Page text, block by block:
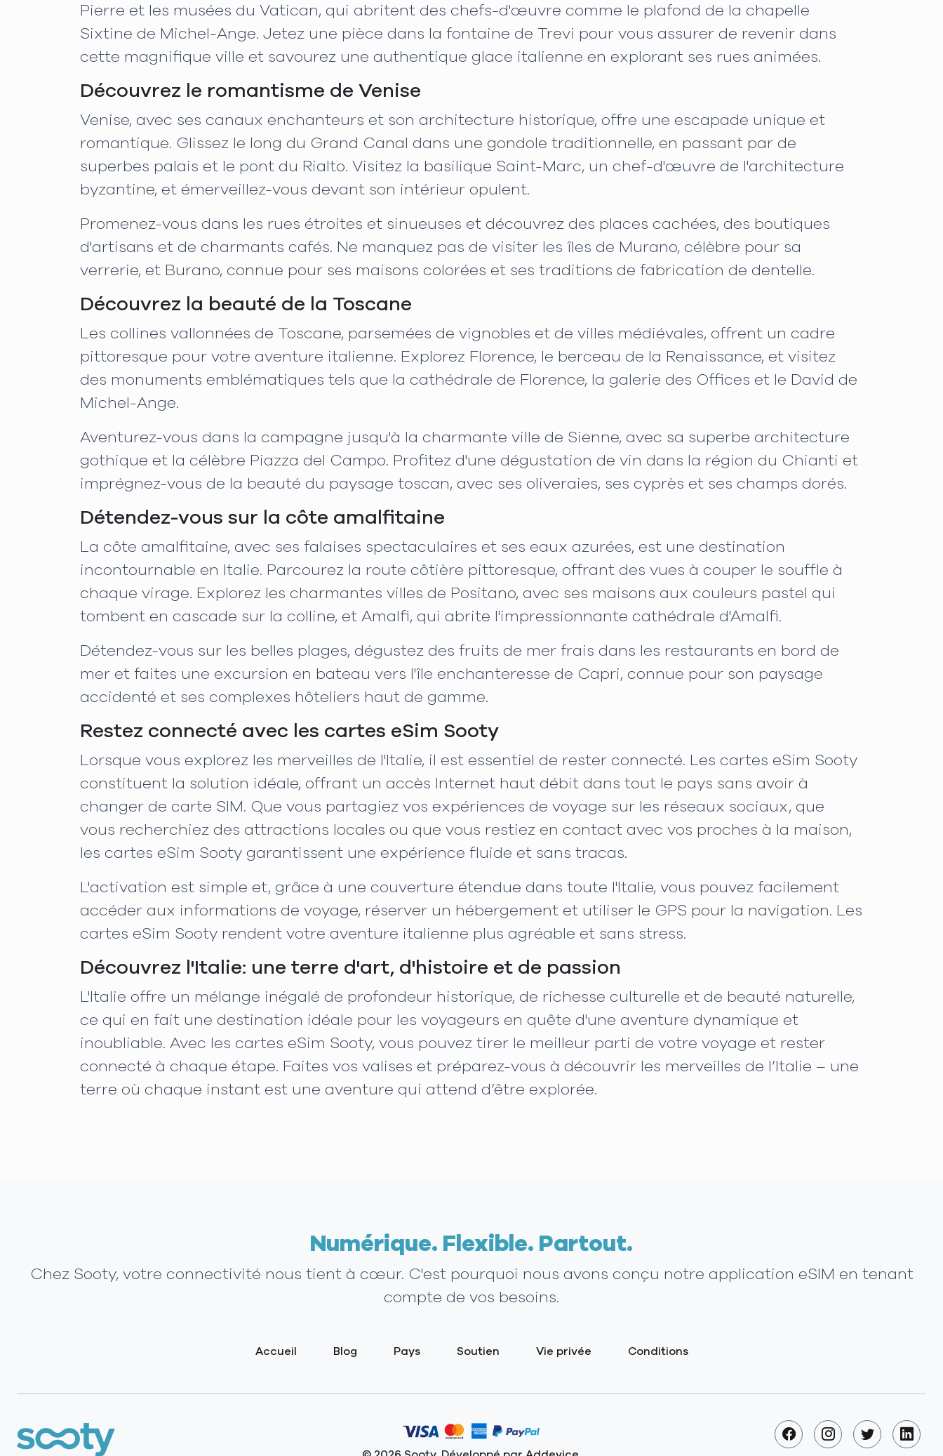
Pierre et les musées du Vatican, qui abritent des chefs-d'œuvre comme le plafond de la chapelle
Sixtine de Michel-Ange. Jetez une pièce dans la fontaine de Trevi pour vous assurer de revenir dans
cette magnifique ville et savourez une authentique glace italienne en explorant ses rues animées.
Découvrez le romantisme de Venise
Venise, avec ses canaux enchanteurs et son architecture historique, offre une escapade unique et
romantique. Glissez le long du Grand Canal dans une gondole traditionnelle, en passant par de
superbes palais et le pont du Rialto. Visitez la basilique Saint-Marc, un chef-d'œuvre de l'architecture
byzantine, et émerveillez-vous devant son intérieur opulent.
Promenez-vous dans les rues étroites et sinueuses et découvrez des places cachées, des boutiques
d'artisans et de charmants cafés. Ne manquez pas de visiter les îles de Murano, célèbre pour sa
verrerie, et Burano, connue pour ses maisons colorées et ses traditions de fabrication de dentelle.
Découvrez la beauté de la Toscane
Les collines vallonnées de Toscane, parsemées de vignobles et de villes médiévales, offrent un cadre
pittoresque pour votre aventure italienne. Explorez Florence, le berceau de la Renaissance, et visitez
des monuments emblématiques tels que la cathédrale de Florence, la galerie des Offices et le David de
Michel-Ange.
Aventurez-vous dans la campagne jusqu'à la charmante ville de Sienne, avec sa superbe architecture
gothique et la célèbre Piazza del Campo. Profitez d'une dégustation de vin dans la région du Chianti et
imprégnez-vous de la beauté du paysage toscan, avec ses oliveraies, ses cyprès et ses champs dorés.
Détendez-vous sur la côte amalfitaine
La côte amalfitaine, avec ses falaises spectaculaires et ses eaux azurées, est une destination
incontournable en Italie. Parcourez la route côtière pittoresque, offrant des vues à couper le souffle à
chaque virage. Explorez les charmantes villes de Positano, avec ses maisons aux couleurs pastel qui
tombent en cascade sur la colline, et Amalfi, qui abrite l'impressionnante cathédrale d'Amalfi.
Détendez-vous sur les belles plages, dégustez des fruits de mer frais dans les restaurants en bord de
mer et faites une excursion en bateau vers l'île enchanteresse de Capri, connue pour son paysage
accidenté et ses complexes hôteliers haut de gamme.
Restez connecté avec les cartes eSim Sooty
Lorsque vous explorez les merveilles de l'Italie, il est essentiel de rester connecté. Les cartes eSim Sooty
constituent la solution idéale, offrant un accès Internet haut débit dans tout le pays sans avoir à
changer de carte SIM. Que vous partagiez vos expériences de voyage sur les réseaux sociaux, que
vous recherchiez des attractions locales ou que vous restiez en contact avec vos proches à la maison,
les cartes eSim Sooty garantissent une expérience fluide et sans tracas.
L'activation est simple et, grâce à une couverture étendue dans toute l'Italie, vous pouvez facilement
accéder aux informations de voyage, réserver un hébergement et utiliser le GPS pour la navigation. Les
cartes eSim Sooty rendent votre aventure italienne plus agréable et sans stress.
Découvrez l'Italie: une terre d'art, d'histoire et de passion
L'Italie offre un mélange inégalé de profondeur historique, de richesse culturelle et de beauté naturelle,
ce qui en fait une destination idéale pour les voyageurs en quête d'une aventure dynamique et
inoubliable. Avec les cartes eSim Sooty, vous pouvez tirer le meilleur parti de votre voyage et rester
connecté à chaque étape. Faites vos valises et préparez-vous à découvrir les merveilles de l’Italie – une
terre où chaque instant est une aventure qui attend d’être explorée.
Numérique. Flexible. Partout.
Chez Sooty, votre connectivité nous tient à cœur. C'est pourquoi nous avons conçu notre application eSIM en tenant
compte de vos besoins.
Accueil Blog Pays Soutien Vie privée Conditions